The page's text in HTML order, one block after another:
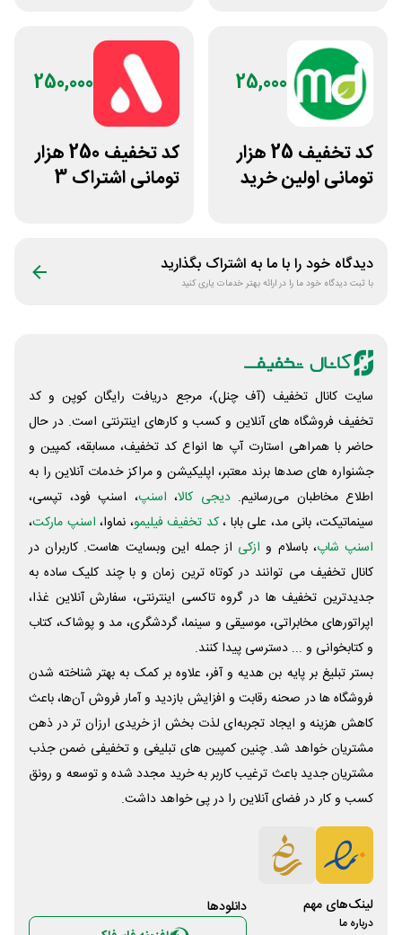
25,000
کد تخفیف 25 هزار
تومانی اولین خرید
250,000
کد تخفیف 250 هزار
تومانی اشتراک 3
دیدگاه خود را با ما به اشتراک بگذارید
با ثبت دیدگاه خود ما را در ارائه بهتر خدمات یاری کنید
سایت کانال تخفیف (آف چنل)، مرجع دریافت رایگان کوپن و کد
تخفیف فروشگاه های آنلاین و کسب و‌ کارهای اینترنتی است. در حال
حاضر با همراهی استارت آپ ها انواع کد تخفیف، مسابقه، کمپین و
جشنواره های صدها برند معتبر، اپلیکیشن و مراکز خدمات آنلاین را به
اطلاع مخاطبان می‌رسانیم. دیجی کالا، اسنپ، اسنپ فود، تپسی،
سینماتیکت، بانی مد، علی‌ بابا ،کد تخفیف فیلیمو، نماوا، اسنپ مارکت،
اسنپ شاپ، باسلام و ازکی از جمله این وبسایت ‌هاست. کاربران در
کانال تخفیف می توانند در کوتاه ترین زمان و با چند کلیک ساده به
جدیدترین تخفیف ها در گروه تاکسی اینترنتی، سفارش آنلاین غذا،
اپراتورهای مخابراتی، موسیقی و سینما، گردشگری، مد و پوشاک، کتاب
و کتابخوانی و ... دسترسی پیدا کنند.
بستر تبلیغ بر پایه بن هدیه و آفر، علاوه بر کمک به بهتر شناخته شدن
فروشگاه ها در صحنه رقابت و افزایش بازدید و آمار فروش آن‌ها، باعث
کاهش هزینه و ایجاد تجربه‌ای لذت بخش از خریدی ارزان تر در ذهن
مشتریان خواهد شد. چنین کمپین های تبلیغی و تخفیفی ضمن جذب
مشتریان جدید باعث ترغیب کاربر به خرید مجدد شده و توسعه و رونق
کسب و کار در فضای آنلاین را در پی خواهد داشت.
لینک‌های مهم
درباره ما
دانلود‌ها